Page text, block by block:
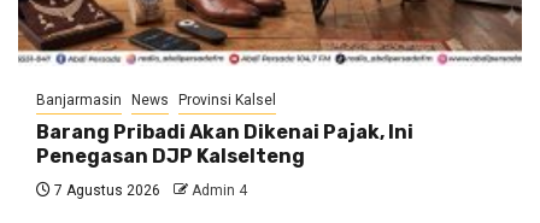
Banjarmasin News Provinsi Kalsel
Barang Pribadi Akan Dikenai Pajak, Ini
Penegasan DJP Kalselteng
7 Agustus 2026 Admin 4